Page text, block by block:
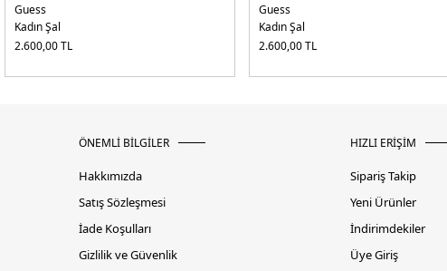
Guess
Kadın Şal
2.600,00TL
Guess
Kadın Şal
2.600,00TL
ÖNEMLİ BİLGİLER
Hakkımızda
Satış Sözleşmesi
İade Koşulları
Gizlilik ve Güvenlik
HIZLI ERİŞİM
Sipariş Takip
Yeni Ürünler
İndirimdekiler
Üye Giriş